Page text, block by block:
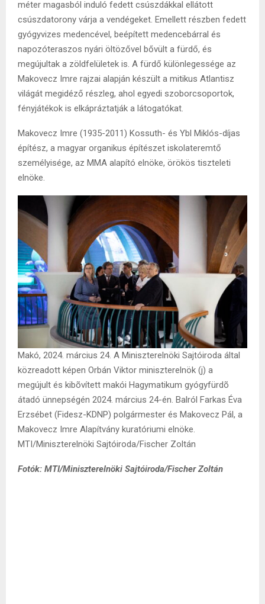
méter magasból induló fedett csúszdákkal ellátott
csúszdatorony várja a vendégeket. Emellett részben fedett
gyógyvizes medencével, beépített medencebárral és
napozóteraszos nyári öltözővel bővült a fürdő, és
megújultak a zöldfelületek is. A fürdő különlegessége az
Makovecz Imre rajzai alapján készült a mitikus Atlantisz
világát megidéző részleg, ahol egyedi szoborcsoportok,
fényjátékok is elkápráztatják a látogatókat.
Makovecz Imre (1935-2011) Kossuth- és Ybl Miklós-díjas
építész, a magyar organikus építészet iskolateremtő
személyisége, az MMA alapító elnöke, örökös tiszteleti
elnöke.
Makó, 2024. március 24. A Miniszterelnöki Sajtóiroda által
közreadott képen Orbán Viktor miniszterelnök (j) a
megújult és kibõvített makói Hagymatikum gyógyfürdõ
átadó ünnepségén 2024. március 24-én. Balról Farkas Éva
Erzsébet (Fidesz-KDNP) polgármester és Makovecz Pál, a
Makovecz Imre Alapítvány kuratóriumi elnöke.
MTI/Miniszterelnöki Sajtóiroda/Fischer Zoltán
Fotók: MTI/Miniszterelnöki Sajtóiroda/Fischer Zoltán